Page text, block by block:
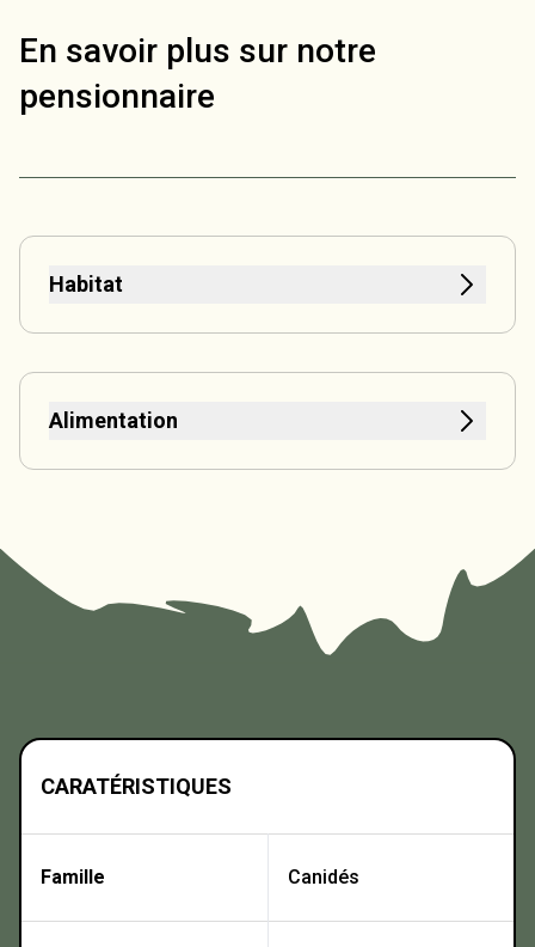
En savoir plus sur notre
pensionnaire
Habitat
Alimentation
CARATÉRISTIQUES
Famille Canidés